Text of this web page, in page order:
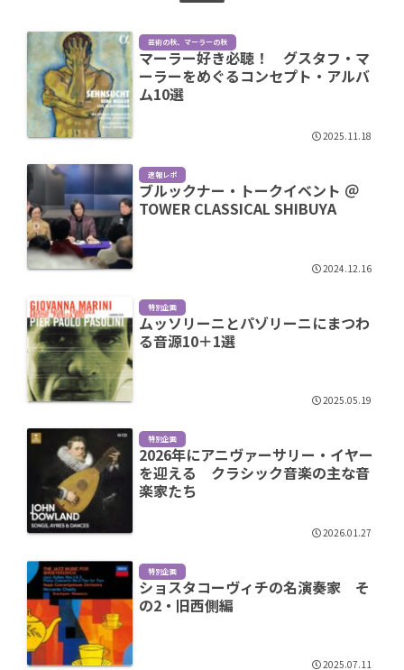
芸術の秋、マーラーの秋
マーラー好き必聴！ グスタフ・マ
ーラーをめぐるコンセプト・アルバ
ム10選
2025.11.18
速報レポ
ブルックナー・トークイベント ＠
TOWER CLASSICAL SHIBUYA
2024.12.16
特別企画
ムッソリーニとパゾリーニにまつわ
る音源10＋1選
2025.05.19
特別企画
2026年にアニヴァーサリー・イヤー
を迎える クラシック音楽の主な音
楽家たち
2026.01.27
特別企画
ショスタコーヴィチの名演奏家 そ
の2・旧西側編
2025.07.11